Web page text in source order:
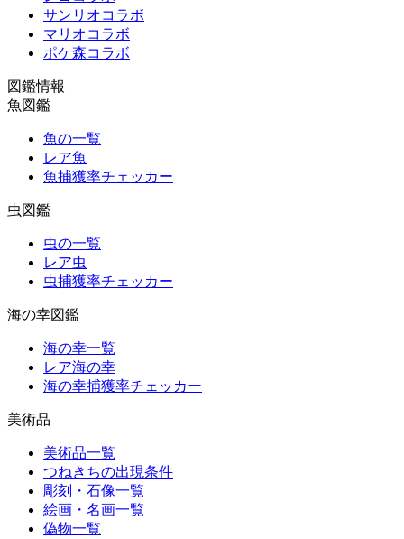
サンリオコラボ
マリオコラボ
ポケ森コラボ
図鑑情報
魚図鑑
魚の一覧
レア魚
魚捕獲率チェッカー
虫図鑑
虫の一覧
レア虫
虫捕獲率チェッカー
海の幸図鑑
海の幸一覧
レア海の幸
海の幸捕獲率チェッカー
美術品
美術品一覧
つねきちの出現条件
彫刻・石像一覧
絵画・名画一覧
偽物一覧